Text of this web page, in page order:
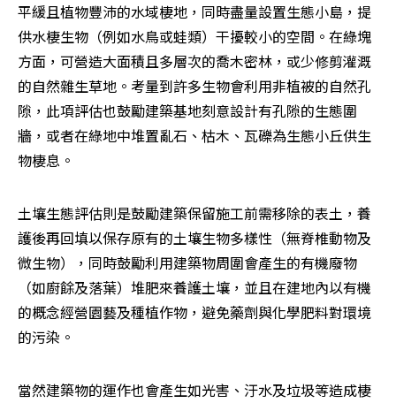
平緩且植物豐沛的水域棲地，同時盡量設置生態小島，提
供水棲生物（例如水鳥或蛙類）干擾較小的空間。在綠塊
方面，可營造大面積且多層次的喬木密林，或少修剪灌溉
的自然雜生草地。考量到許多生物會利用非植被的自然孔
隙，此項評估也鼓勵建築基地刻意設計有孔隙的生態圍
牆，或者在綠地中堆置亂石、枯木、瓦礫為生態小丘供生
物棲息。
土壤生態評估則是鼓勵建築保留施工前需移除的表土，養
護後再回填以保存原有的土壤生物多樣性（無脊椎動物及
微生物），同時鼓勵利用建築物周圍會產生的有機廢物
（如廚餘及落葉）堆肥來養護土壤，並且在建地內以有機
的概念經營園藝及種植作物，避免藥劑與化學肥料對環境
的污染。
當然建築物的運作也會產生如光害、汙水及垃圾等造成棲